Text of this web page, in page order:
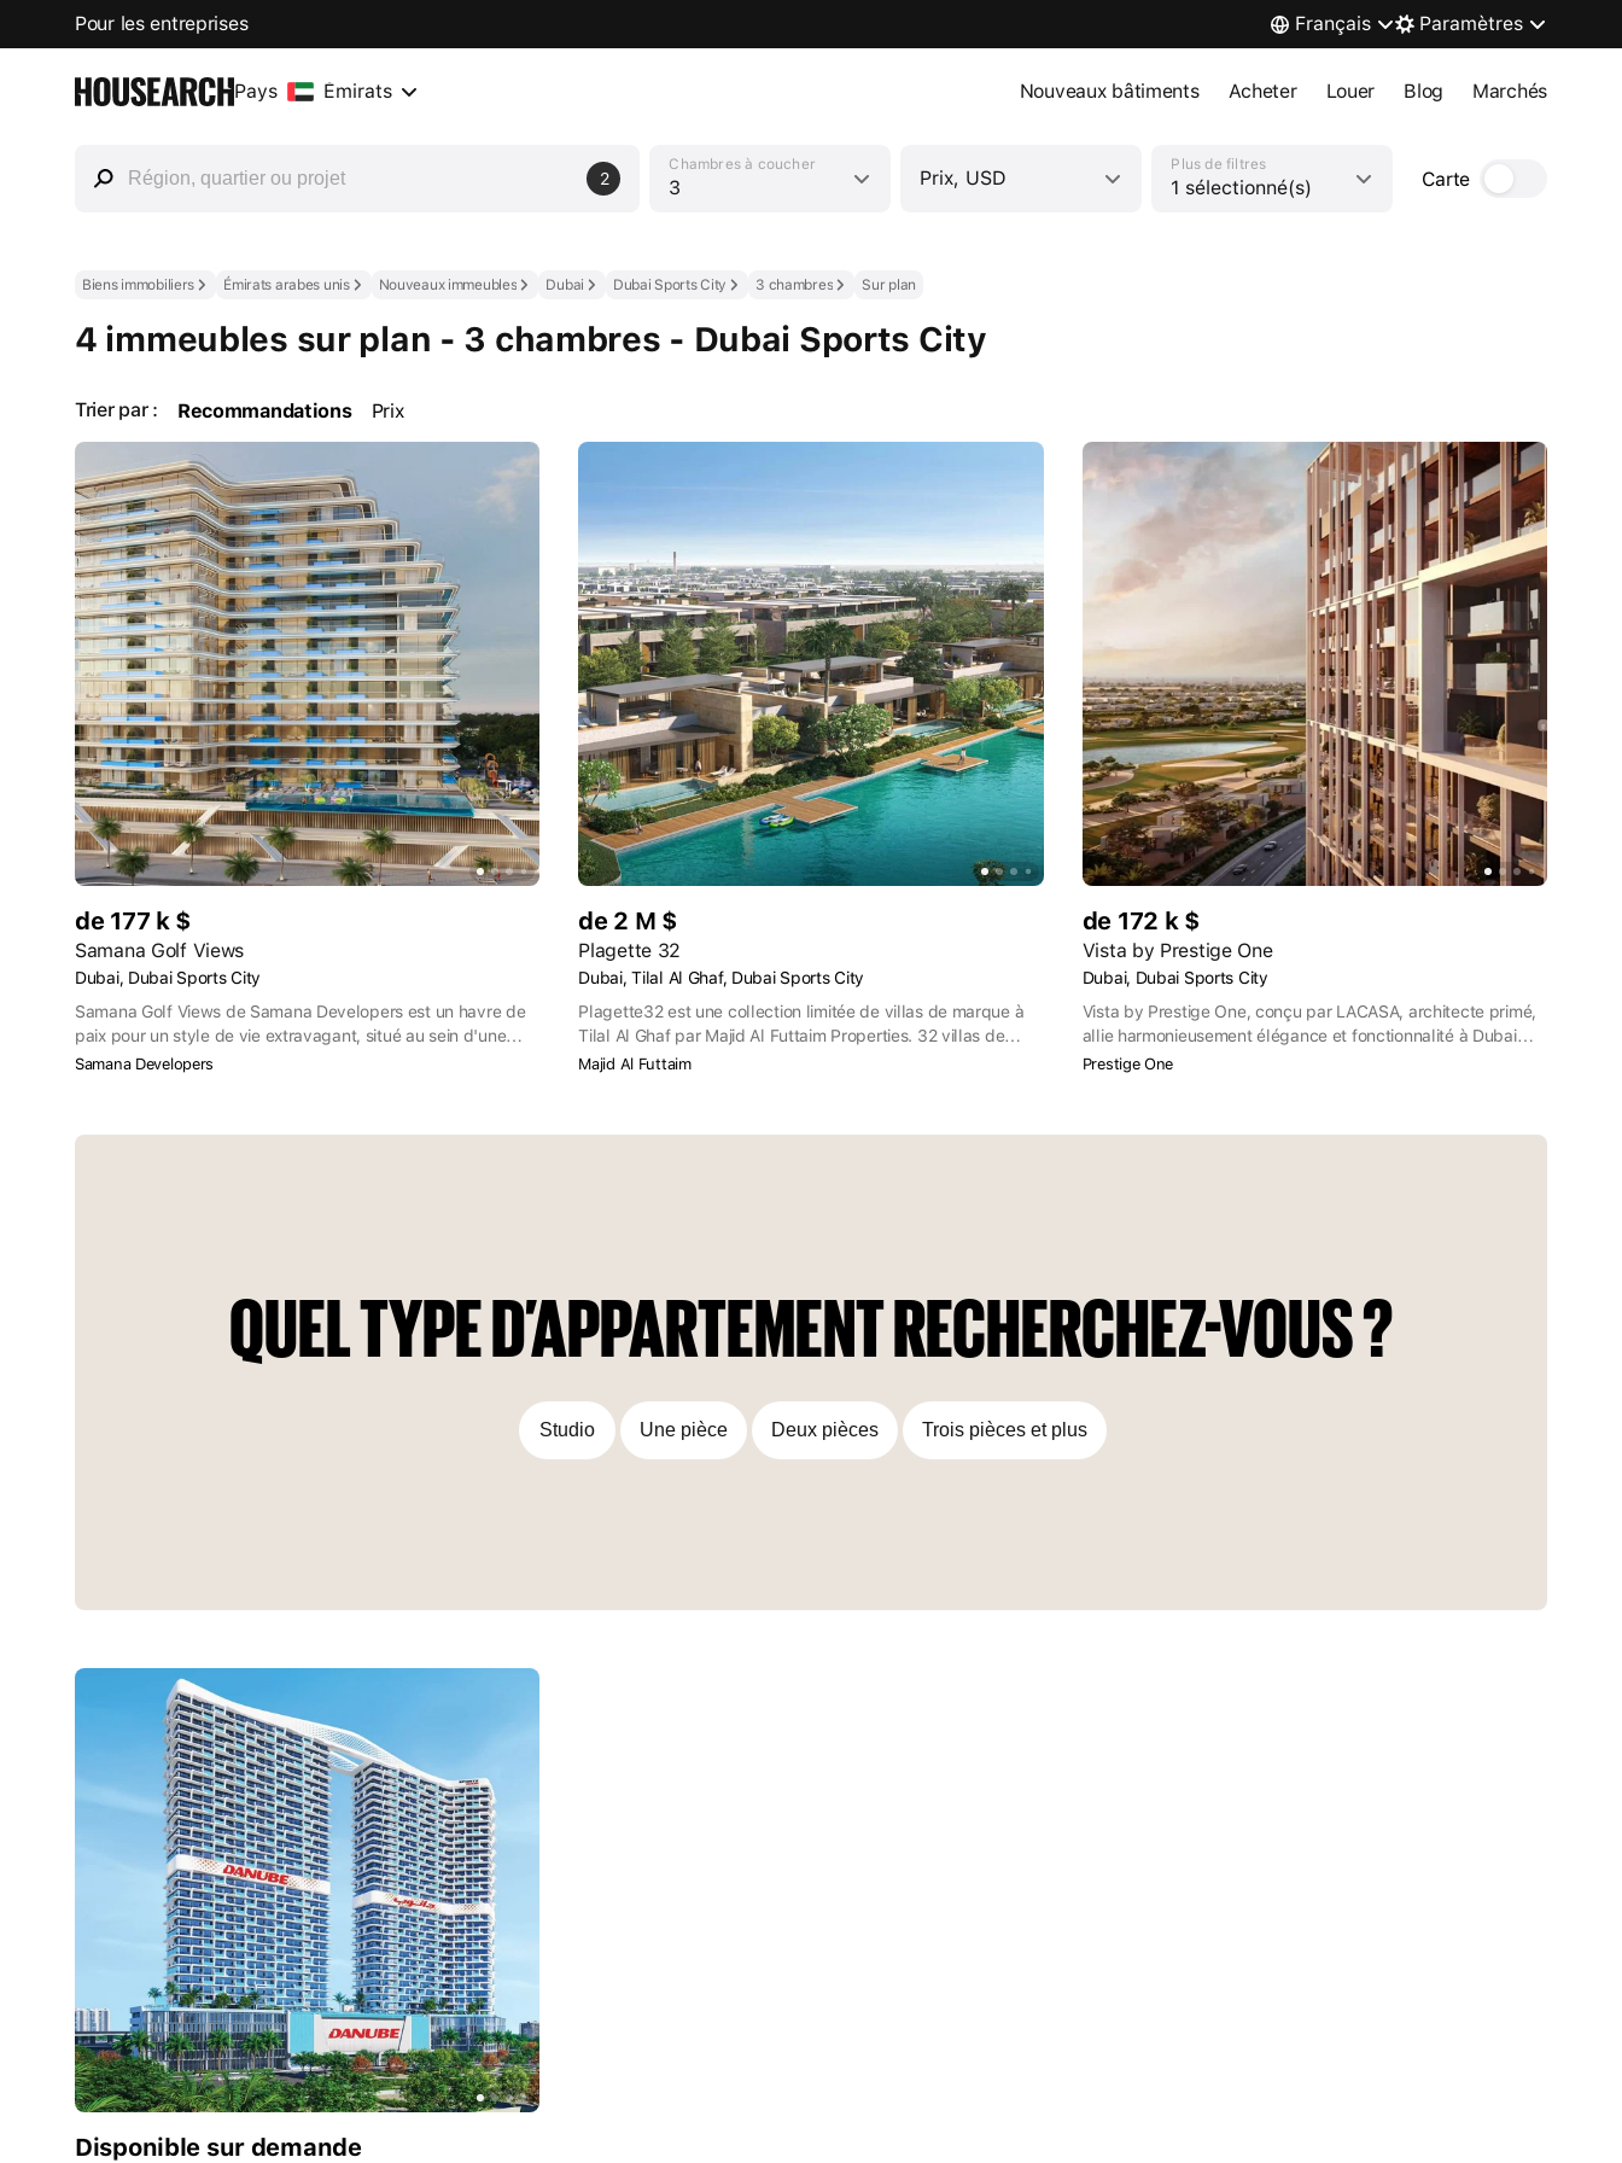
Pour les entreprises Français Paramètres
Pays Émirats Nouveaux bâtiments Acheter Louer Blog Marchés
2
Chambres à coucher
3 Prix, USD
Plus de filtres
1 sélectionné(s) Carte
Biens immobiliers Émirats arabes unis Nouveaux immeubles Dubai Dubai Sports City 3 chambres Sur plan
4 immeubles sur plan - 3 chambres - Dubai Sports City
Trier par : Recommandations Prix
de 177 k $
Samana Golf Views
Dubai, Dubai Sports City
Samana Golf Views de Samana Developers est un havre de
paix pour un style de vie extravagant, situé au sein d'une
communauté prospère. Situé dans le Dubai Sports Center,
de classe mondiale et où l'on ressent une tranquillité
Samana Developers
de 2 M $
Plagette 32
Dubai, Tilal Al Ghaf, Dubai Sports City
Plagette32 est une collection limitée de villas de marque à
Tilal Al Ghaf par Majid Al Futtaim Properties. 32 villas de
marque avec 3 à 5 chambres à coucher et des équipements
sur un terrain spacieux de plus de 1 000 m². 28 Club Villas
Majid Al Futtaim
de 172 k $
Vista by Prestige One
Dubai, Dubai Sports City
Vista by Prestige One, conçu par LACASA, architecte primé,
allie harmonieusement élégance et fonctionnalité à Dubai
Sports City. Chaque appartement, à l'exception des studios,
harmonieuse entre les espaces, soulignée par des teintes
Prestige One
QUEL TYPE D’APPARTEMENT RECHERCHEZ-VOUS ?
Studio Une pièce Deux pièces Trois pièces et plus
Disponible sur demande